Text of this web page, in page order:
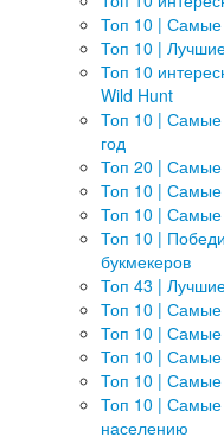
Топ 10 | Самые
Топ 10 |
Топ 10
Wild Hunt
Топ 10 | Самые
год
Топ 20 | Самые
Топ 10 | Самые
Топ 10 | Самые
Топ 10 |
букмекеров
Топ 43 |
Топ 10 | Самые
Топ 10 | Самые
Топ 10 | Самые
Топ 10 | Самые
Топ 10 |
населению